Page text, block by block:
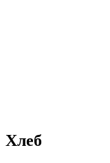
Хлеб